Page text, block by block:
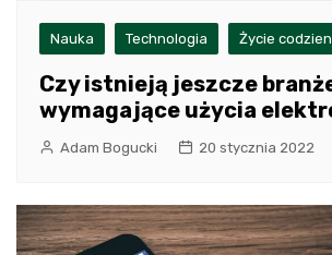
Nauka Technologia Życie
Czy istnieją jeszcze
wymagające użycia
Adam Bogucki 20 stycznia 2022